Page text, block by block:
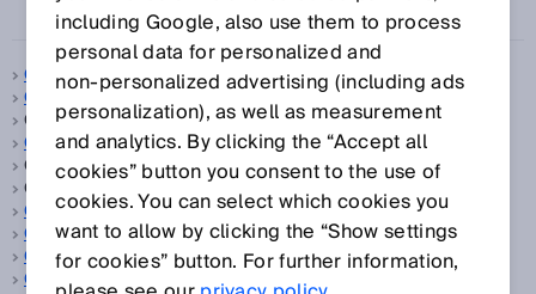
Gabelsensoren
Gaszähler
Geber, sieheEncoder
Gebäudeautomation
Gebäudemanagement, sieheGebäudeautomation
Gebäudesicherheit, sieheGebäudeautomation
Gefahr bringender Zustand
Gefahrbereich
Gefahrstelle
Genauigkeit
including Google, also use them to process
personal data for personalized and
non‑personalized advertising (including ads
personalization), as well as measurement
and analytics. By clicking the “Accept all
cookies” button you consent to the use of
cookies. You can select which cookies you
want to allow by clicking the “Show settings
for cookies” button. For further information,